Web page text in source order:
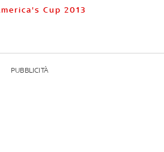
Cup 2013
PUBBLICITÀ